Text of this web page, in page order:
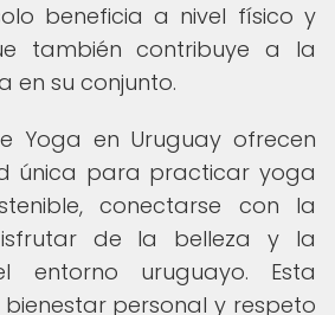
beneficia a nivel físico y
también contribuye a la
en su conjunto.
Yoga en Uruguay ofrecen
única para practicar yoga
conectarse con la
de la belleza y la
entorno uruguayo. Esta
personal y respeto